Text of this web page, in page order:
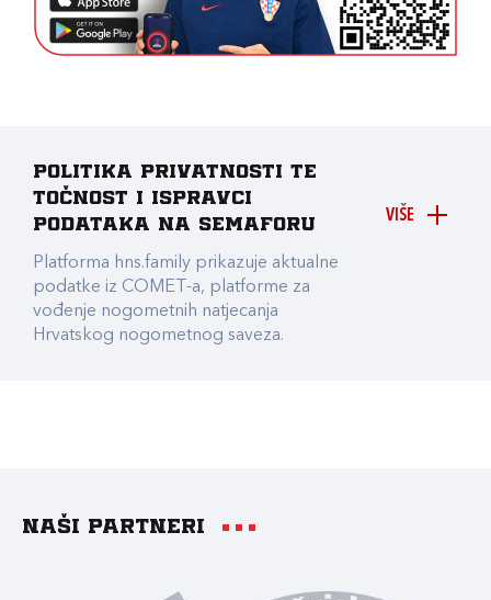
VIŠE
Politika privatnosti te
točnost i ispravci
podataka na Semaforu
Platforma hns.family prikazuje aktualne
podatke iz COMET-a, platforme za
vođenje nogometnih natjecanja
Hrvatskog nogometnog saveza.
Naši partneri